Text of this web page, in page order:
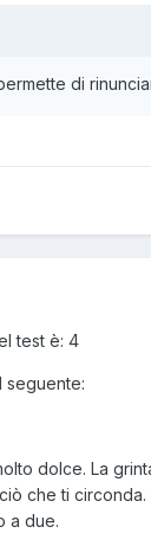
di
test è: 4
seguente:
dolce. La
che ti
a due.